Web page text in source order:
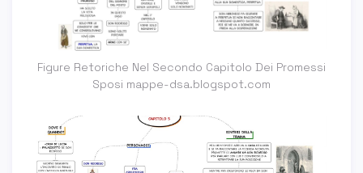
Figure Retoriche Nel Secondo Capitolo Dei Promessi
Sposi mappe-dsa.blogspot.com